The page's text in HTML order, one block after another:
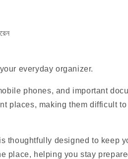
everyday organizer.
phones, and important
places, making them difficult
thoughtfully designed to keep
place, helping you stay